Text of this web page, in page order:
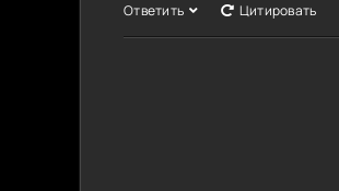
Ответить Цитировать